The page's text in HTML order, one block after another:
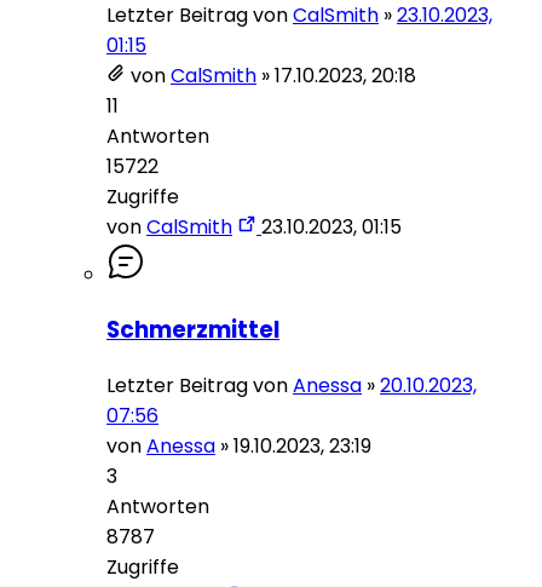
Letzter Beitrag vonCalSmith »23.10.2023,
01:15
vonCalSmith »17.10.2023, 20:18
11
Antworten
15722
Zugriffe
vonCalSmith 23.10.2023, 01:15
Schmerzmittel
Letzter Beitrag vonAnessa »20.10.2023,
07:56
vonAnessa »19.10.2023, 23:19
3
Antworten
8787
Zugriffe